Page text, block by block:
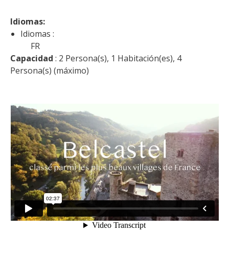
Idiomas:
Idiomas :
FR
Capacidad : 2 Persona(s), 1 Habitación(es), 4
Persona(s) (máximo)